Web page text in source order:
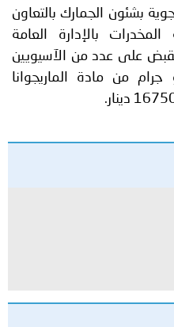
بشئون الجمارك بالتعاون
بالإدارة العامة
على عدد من الآسيويين
تهريب 3.35 كيلو جرام من مادة الماريجوانا